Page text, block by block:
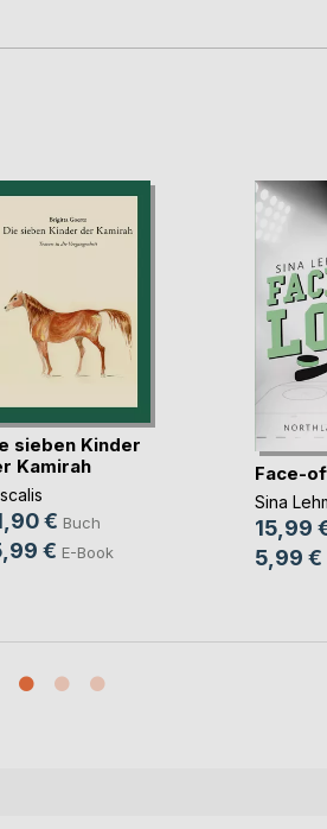
sieben Kinder
Kamirah
€ Buch
€ E-Book
Face-
Sina
15,99
5,99 €